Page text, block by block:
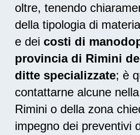
oltre, tenendo
della tipologia di
e dei costi di
provincia di Rimini
ditte specializzate; è
contattarne alcune
Rimini o della zona
impegno dei preventivi